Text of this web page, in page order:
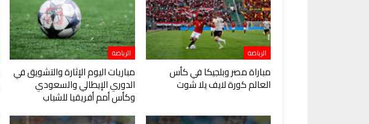
الرياضة
مباراة مصر وبلجيكا في كأس
العالم كورة لايف يلا شوت
الرياضة
مباريات اليوم الإثارة والتشويق في
الدوري الإيطالي والسعودي
وكأس أمم أفريقيا للشباب